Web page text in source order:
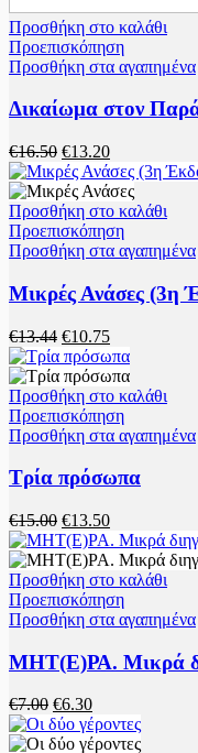
Προσθήκη στο καλάθι
Προεπισκόπηση
Προσθήκη στα αγαπημένα
Δικαίωμα στον
€16.50 €13.20
Προσθήκη στο καλάθι
Προεπισκόπηση
Προσθήκη στα αγαπημένα
Μικρές Ανάσες (3η
€13.44 €10.75
Προσθήκη στο καλάθι
Προεπισκόπηση
Προσθήκη στα αγαπημένα
Τρία πρόσωπα
€15.00 €13.50
Προσθήκη στο καλάθι
Προεπισκόπηση
Προσθήκη στα αγαπημένα
ΜΗΤ(Ε)ΡΑ. Μικρά
€7.00 €6.30